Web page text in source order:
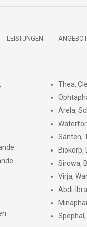
LEISTUNGEN
Thea,
Arela,
Santen,
Biokorp,
Sirowa,
Virja,
Abdi-